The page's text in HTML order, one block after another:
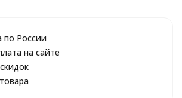
по России
на сайте